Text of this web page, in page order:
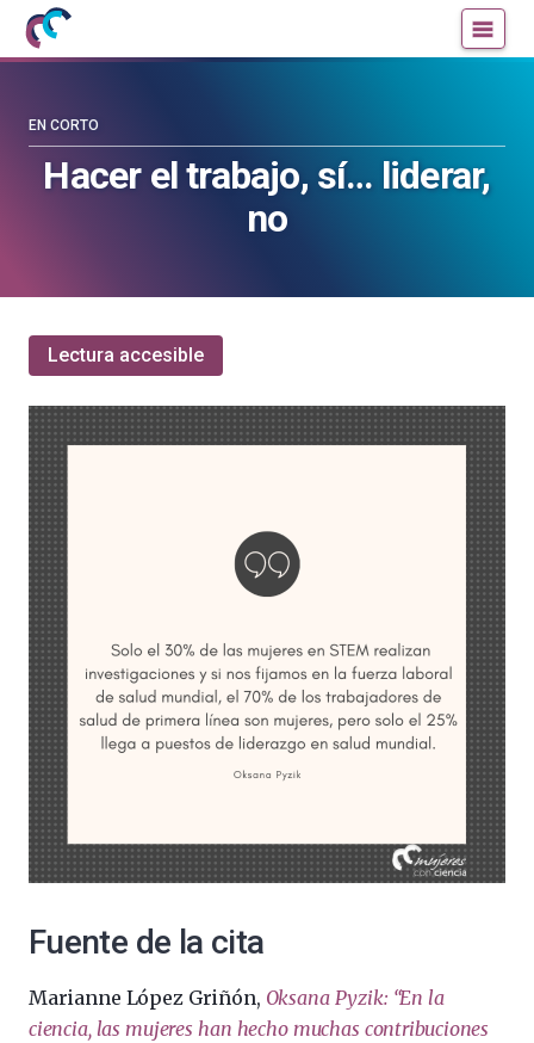
Mujeres
con
la
blog
la
Hacer el trabajo, sí… liderar,
no
EN CORTO
Lectura accesible
Fuente de la cita
Marianne López Griñón, Oksana Pyzik: “En la
ciencia, las mujeres han hecho muchas contribuciones